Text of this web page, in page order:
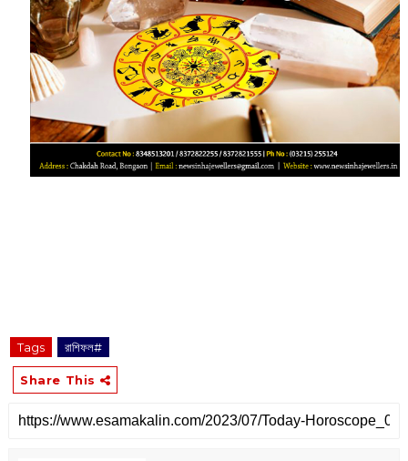
Tags রাশিফল#
Share This